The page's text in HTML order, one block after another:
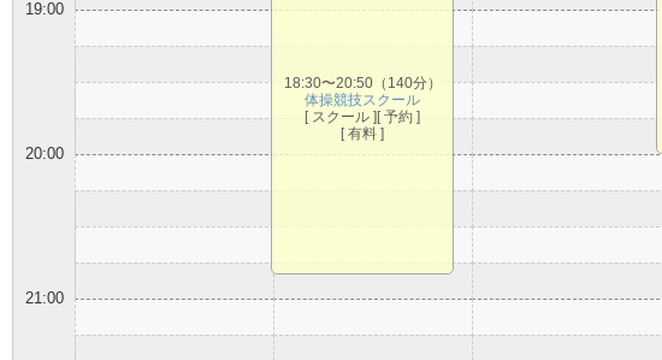
19:00
20:00
21:00
18:30〜20:50（140分）
体操競技スクール
[ スクール ][ 予約 ]
[ 有料 ]